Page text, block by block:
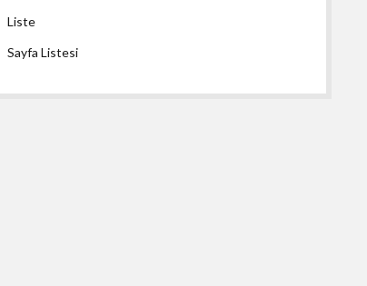
Liste
Sayfa Listesi